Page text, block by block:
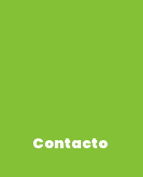
Contacto